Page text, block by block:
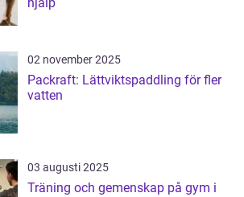
02 november 2025
Packraft: Lättviktspaddling för fler
vatten
03 augusti 2025
Träning och gemenskap på gym i